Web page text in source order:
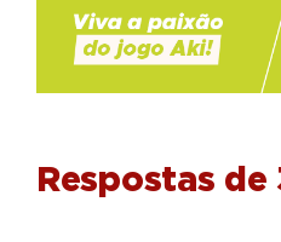
Respostas de